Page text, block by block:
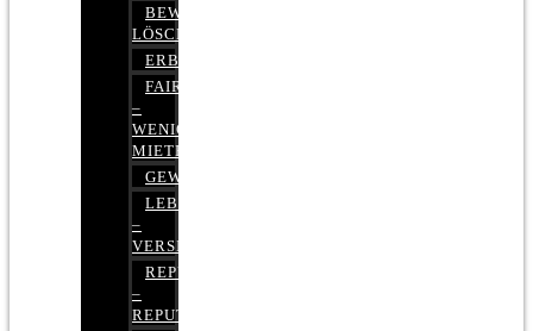
BEWERTUNGEN
LÖSCHEN
ERBRECHT
FAIRMIETEN
–
WENIGER
MIETE
GEWERBERECHT
LEBENSVERSICHERUNG
–
VERSICHERUNGSRECHT
REPUTATIONSRECHT
–
REPUTATIONSMANAGEMENT